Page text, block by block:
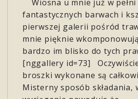
Wiosna u mnie już w pełni
fantastycznych barwach i
pierwszej galerii pośród
mnie pięknie
bardzo im blisko do tych
[nggallery id=73]
broszki wykonane są
Misterny sposób składania,